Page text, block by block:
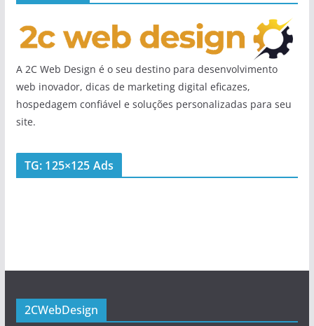
A 2C Web Design é o seu destino para desenvolvimento
web inovador, dicas de marketing digital eficazes,
hospedagem confiável e soluções personalizadas para seu
site.
TG: 125×125 Ads
2CWebDesign